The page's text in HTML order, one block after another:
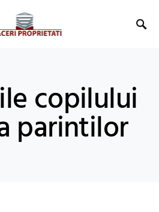
copilului
parintilor